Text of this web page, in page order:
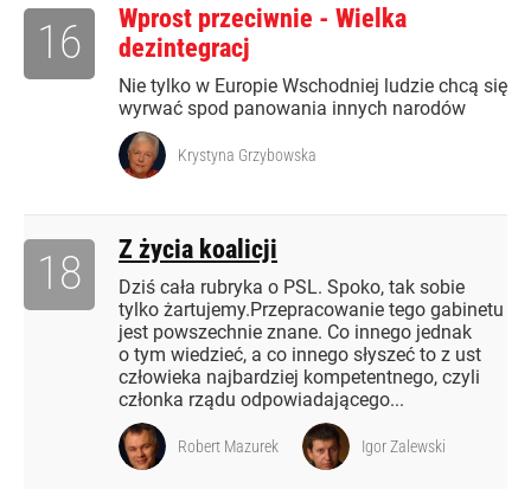
Wprost przeciwnie - Wielka
dezintegracj
Nie tylko w Europie Wschodniej ludzie chcą się
wyrwać spod panowania innych narodów
16
Krystyna Grzybowska
Z życia koalicji
Dziś cała rubryka o PSL. Spoko, tak sobie
tylko żartujemy.Przepracowanie tego gabinetu
jest powszechnie znane. Co innego jednak
o tym wiedzieć, a co innego słyszeć to z ust
człowieka najbardziej kompetentnego, czyli
członka rządu odpowiadającego...
18
Robert Mazurek Igor Zalewski